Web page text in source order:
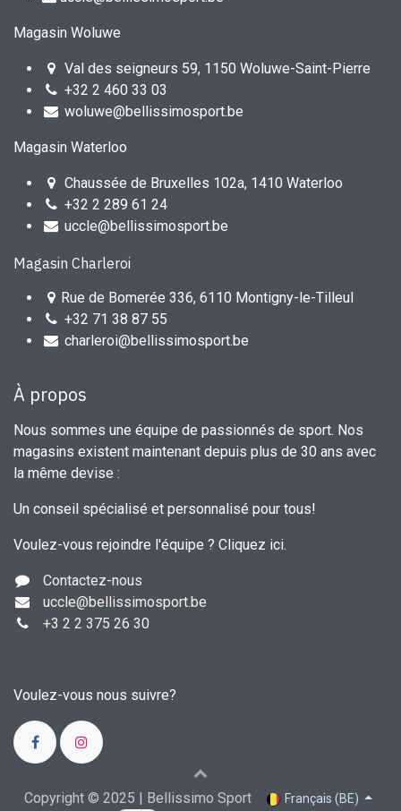
Magasin Woluwe
Val des seigneurs 59, 1150 Woluwe-Saint-Pierre
+32 2 460 33 03
woluwe@bellissimosport.be
Magasin Waterloo
Chaussée de Bruxelles 102a, 1410 Waterloo
+32 2 289 61 24
uccle@bellissimosport.be
Magasin Charleroi
Rue de Bomerée 336, 6110 Montigny-le-Tilleul
+32 71 38 87 55
charleroi@bellissimosport.be
À propos
Nous sommes une équipe de passionnés de sport. Nos
magasins existent maintenant depuis plus de 30 ans avec
la même devise :
Un conseil spécialisé et personnalisé pour tous!
Voulez-vous rejoindre l'équipe ? Cliquez ici.
Contactez-nous
uccle@bellissimosport.be
+3 2 2 375 26 30
Voulez-vous nous suivre?
Copyright © 2025 | Bellissimo Sport Français (BE)